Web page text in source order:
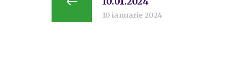
10 ianuarie 2024